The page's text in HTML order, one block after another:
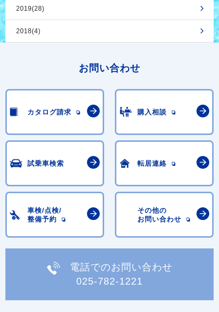
2019(28)
2018(4)
お問い合わせ
カタログ請求 購入相談
試乗車検索 転居連絡
車検/点検/
整備予約
その他の
お問い合わせ
電話でのお問い合わせ
025-782-1221